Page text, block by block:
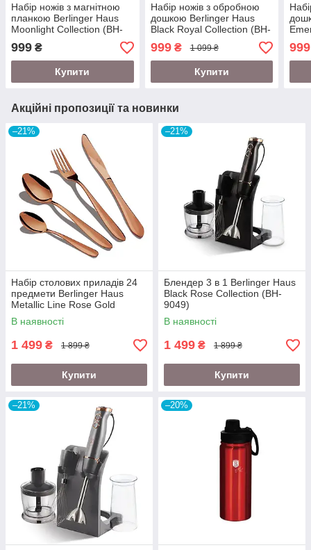
Набір ножів з магнітною
планкою Berlinger Haus
Moonlight Collection (BH-
2703)
999 ₴
Купити
Набір ножів з обробною
дошкою Berlinger Haus
Black Royal Collection (BH-
2549)
999₴ 1 099 ₴
Купити
999
Акційні пропозиції та новинки
–21%
Набір столових приладів 24
предмети Berlinger Haus
Metallic Line Rose Gold
Edition (BH-2623)
В наявності
1 499 ₴ 1 899 ₴
Купити
–21%
Блендер 3 в 1 Berlinger Haus
Black Rose Collection (BH-
9049)
В наявності
1 499 ₴ 1 899 ₴
Купити
–21% –20%